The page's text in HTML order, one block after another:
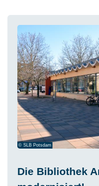
© SLB Potsdam
Die Bibliothek